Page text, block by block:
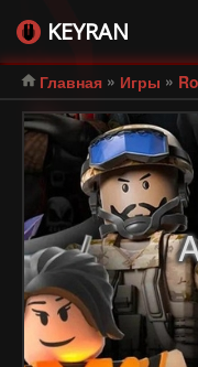
KEYRAN
Главная » Игры »